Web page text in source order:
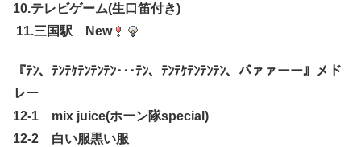
10.テレビゲーム(生口笛付き)
11.三国駅 New
『ﾃﾝ、ﾃﾝﾃｹﾃﾝﾃﾝﾃﾝ･･･ﾃﾝ、ﾃﾝﾃｹﾃﾝﾃﾝﾃﾝ、パァァーー』メド
レー
12-1 mix juice(ホーン隊special)
12-2 白い服黒い服